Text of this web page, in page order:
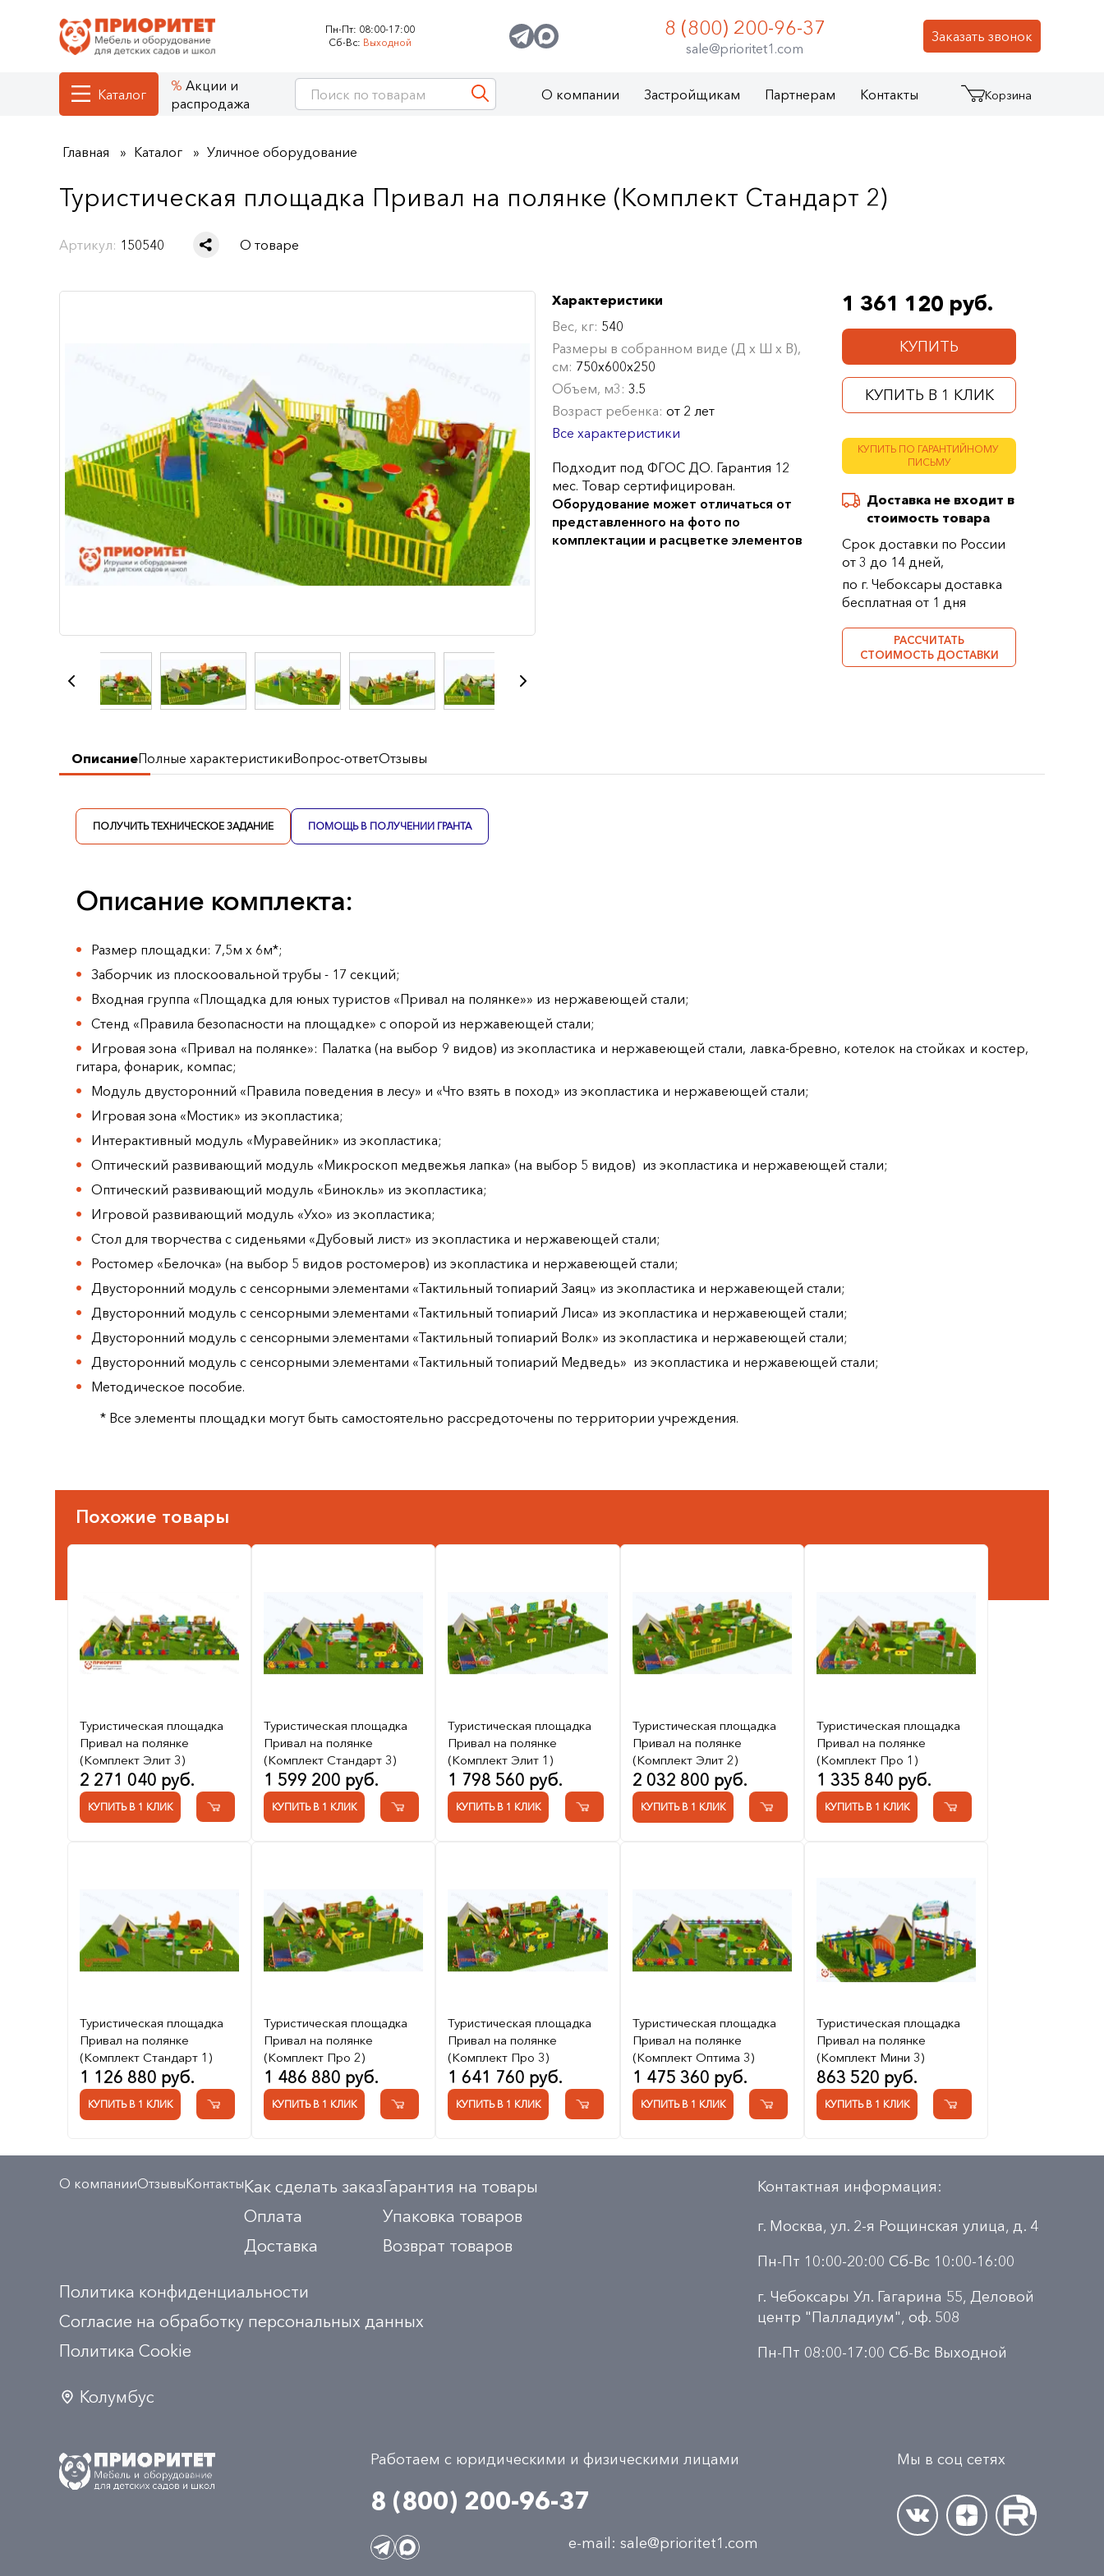
Пн-Пт: 08:00-17:00
Сб-Вс: Выходной Заказать звонок
8 (800) 200-96-37
sale@prioritet1.com
Каталог
Акции и
распродажа
О компании Застройщикам Партнерам Контакты Корзина
Главная Каталог Уличное оборудование
Туристическая площадка Привал на полянке (Комплект Стандарт 2)
Артикул: 150540 О товаре
1 361 120 руб.
КУПИТЬ
КУПИТЬ В 1 КЛИК
КУПИТЬ ПО ГАРАНТИЙНОМУ
ПИСЬМУ
Доставка не входит в
стоимость товара
Срок доставки по России
от 3 до 14 дней,
по г. Чебоксары доставка
бесплатная от 1 дня
РАССЧИТАТЬ
СТОИМОСТЬ ДОСТАВКИ
Характеристики
Вес, кг: 540
Размеры в собранном виде (Д х Ш х В),
см: 750х600х250
Объем, м3: 3.5
Возраст ребенка: от 2 лет
Все характеристики
Подходит под ФГОС ДО. Гарантия 12
мес. Товар сертифицирован.
Оборудование может отличаться от
представленного на фото по
комплектации и расцветке элементов
ОписаниеПолные характеристикиВопрос-ответОтзывы
ПОЛУЧИТЬ ТЕХНИЧЕСКОЕ ЗАДАНИЕ ПОМОЩЬ В ПОЛУЧЕНИИ ГРАНТА
Описание комплекта:
Размер площадки: 7,5м х 6м*;
Заборчик из плоскоовальной трубы - 17 секций;
Входная группа «Площадка для юных туристов «Привал на полянке»» из нержавеющей стали;
Стенд «Правила безопасности на площадке» с опорой из нержавеющей стали;
Игровая зона «Привал на полянке»: Палатка (на выбор 9 видов) из экопластика и нержавеющей стали, лавка-бревно, котелок на стойках и костер,
гитара, фонарик, компас;
Модуль двусторонний «Правила поведения в лесу» и «Что взять в поход» из экопластика и нержавеющей стали;
Игровая зона «Мостик» из экопластика;
Интерактивный модуль «Муравейник» из экопластика;
Оптический развивающий модуль «Микроскоп медвежья лапка» (на выбор 5 видов) из экопластика и нержавеющей стали;
Оптический развивающий модуль «Бинокль» из экопластика;
Игровой развивающий модуль «Ухо» из экопластика;
Стол для творчества с сиденьями «Дубовый лист» из экопластика и нержавеющей стали;
Ростомер «Белочка» (на выбор 5 видов ростомеров) из экопластика и нержавеющей стали;
Двусторонний модуль с сенсорными элементами «Тактильный топиарий Заяц» из экопластика и нержавеющей стали;
Двусторонний модуль с сенсорными элементами «Тактильный топиарий Лиса» из экопластика и нержавеющей стали;
Двусторонний модуль с сенсорными элементами «Тактильный топиарий Волк» из экопластика и нержавеющей стали;
Двусторонний модуль с сенсорными элементами «Тактильный топиарий Медведь» из экопластика и нержавеющей стали;
Методическое пособие.
* Все элементы площадки могут быть самостоятельно рассредоточены по территории учреждения.
Похожие товары
Туристическая площадка
Привал на полянке
(Комплект Элит 3)
2 271 040 руб.
КУПИТЬ В 1 КЛИК
Туристическая площадка
Привал на полянке
(Комплект Стандарт 3)
1 599 200 руб.
КУПИТЬ В 1 КЛИК
Туристическая площадка
Привал на полянке
(Комплект Элит 1)
1 798 560 руб.
КУПИТЬ В 1 КЛИК
Туристическая площадка
Привал на полянке
(Комплект Элит 2)
2 032 800 руб.
КУПИТЬ В 1 КЛИК
Туристическая площадка
Привал на полянке
(Комплект Про 1)
1 335 840 руб.
КУПИТЬ В 1 КЛИК
Туристическая площадка
Привал на полянке
(Комплект Стандарт 1)
1 126 880 руб.
КУПИТЬ В 1 КЛИК
Туристическая площадка
Привал на полянке
(Комплект Про 2)
1 486 880 руб.
КУПИТЬ В 1 КЛИК
Туристическая площадка
Привал на полянке
(Комплект Про 3)
1 641 760 руб.
КУПИТЬ В 1 КЛИК
Туристическая площадка
Привал на полянке
(Комплект Оптима 3)
1 475 360 руб.
КУПИТЬ В 1 КЛИК
Туристическая площадка
Привал на полянке
(Комплект Мини 3)
863 520 руб.
КУПИТЬ В 1 КЛИК
О компанииОтзывыКонтактыКак сделать заказ
Оплата
Доставка
Гарантия на товары
Упаковка товаров
Возврат товаров
Политика конфиденциальности
Согласие на обработку персональных данных
Политика Сookie
Колумбус
Контактная информация:
г. Москва, ул. 2-я Рощинская улица, д. 4
Пн-Пт 10:00-20:00 Сб-Вс 10:00-16:00
г. Чебоксары Ул. Гагарина 55, Деловой
центр "Палладиум", оф. 508
Пн-Пт 08:00-17:00 Сб-Вс Выходной
Работаем с юридическими и физическими лицами
8 (800) 200-96-37
e-mail: sale@prioritet1.com
Мы в соц сетях